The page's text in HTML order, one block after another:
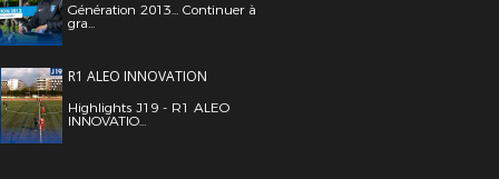
Génération 2013... Continuer à
gra...
R1 ALEO INNOVATION
Highlights J19 - R1 ALEO
INNOVATIO...